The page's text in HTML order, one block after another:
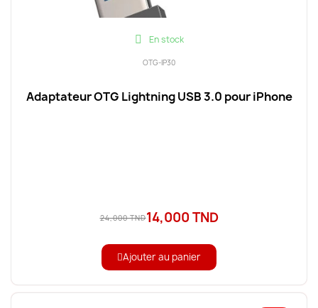
En stock
OTG-IP30
Adaptateur OTG Lightning USB 3.0 pour iPhone
24,000 TND14,000 TND
Ajouter au panier